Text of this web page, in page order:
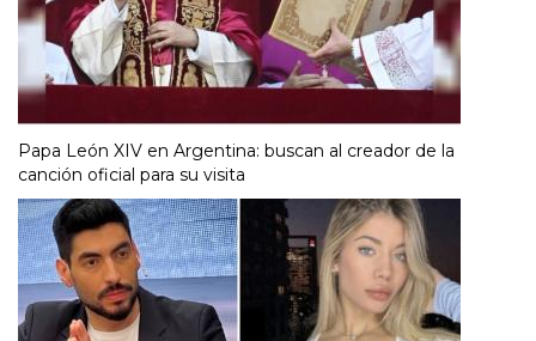
Papa León XIV en Argentina: buscan al creador de la
canción oficial para su visita